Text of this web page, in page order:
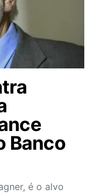
Banco
é o alvo